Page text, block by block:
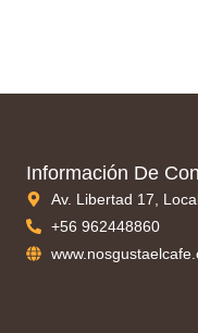
Información De
Av. Libertad 17,
+56 962448860